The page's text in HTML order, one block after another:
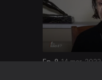
Ep. 8 14 mar. 2023